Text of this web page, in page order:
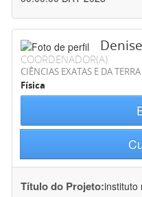
COORDENADOR(A)
CIÊNCIAS EXATAS E DA TERRA
Física
Título do Projeto:instituto